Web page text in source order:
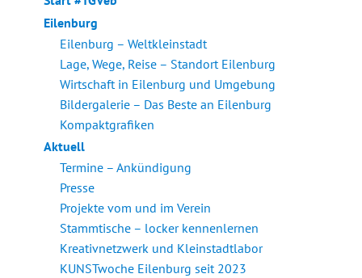
Eilenburg
Eilenburg – Weltkleinstadt
Lage, Wege, Reise – Standort Eilenburg
Wirtschaft in Eilenburg und Umgebung
Bildergalerie – Das Beste an Eilenburg
Kompaktgrafiken
Aktuell
Termine – Ankündigung
Presse
Projekte vom und im Verein
Stammtische – locker kennenlernen
Kreativnetzwerk und Kleinstadtlabor
KUNSTwoche Eilenburg seit 2023